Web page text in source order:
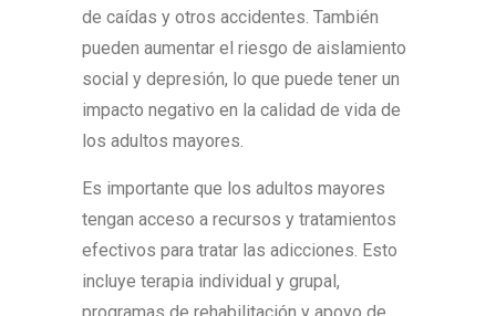
de caídas y otros accidentes. También
pueden aumentar el riesgo de aislamiento
social y depresión, lo que puede tener un
impacto negativo en la calidad de vida de
los adultos mayores.
Es importante que los adultos mayores
tengan acceso a recursos y tratamientos
efectivos para tratar las adicciones. Esto
incluye terapia individual y grupal,